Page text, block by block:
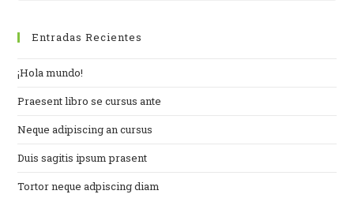
Entradas Recientes
¡Hola mundo!
Praesent libro se cursus ante
Neque adipiscing an cursus
Duis sagitis ipsum prasent
Tortor neque adpiscing diam